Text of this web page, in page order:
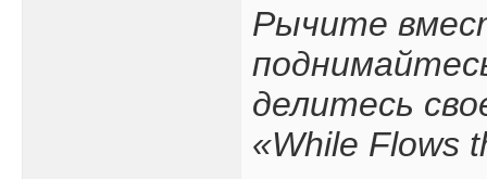
Рычите
делитесь
«While Flows